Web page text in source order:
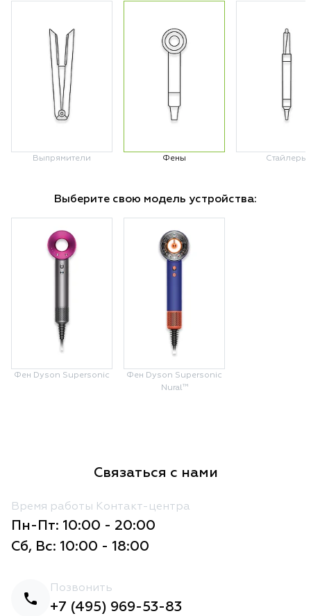
Выпрямители Фены Стайлеры
Выберите свою модель устройства:
Фен Dyson Supersonic
Фен Dyson Supersonic
Nural™
Связаться с нами
Время работы Контакт-центра
Пн-Пт: 10:00 - 20:00
Сб, Вс: 10:00 - 18:00
Позвонить
+7 (495) 969-53-83